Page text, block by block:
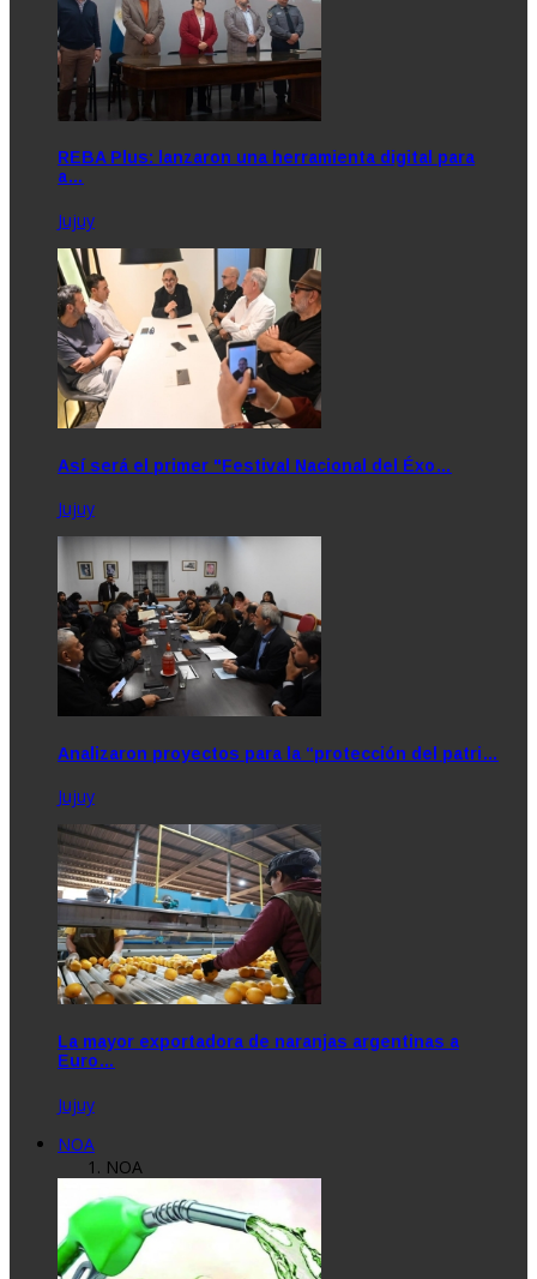
REBA Plus: lanzaron una herramienta digital para
a…
Jujuy
Así será el primer "Festival Nacional del Éxo…
Jujuy
Analizaron proyectos para la “protección del patri…
Jujuy
La mayor exportadora de naranjas argentinas a
Euro…
Jujuy
NOA
NOA